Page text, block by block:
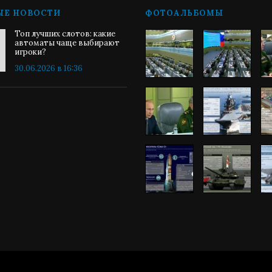
НОВОСТИ
Топ лучших слотов: какие
автоматы чаще выбирают
игроки?
30.06.2026 в 16:36
ФОТОАЛЬБОМЫ